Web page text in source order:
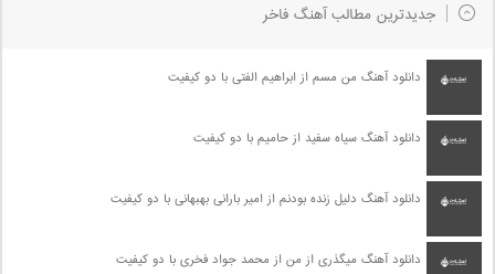
جدیدترین مطالب آهنگ فاخر
دانلود آهنگ من مسم از ابراهیم الفتی با دو کیفیت
دانلود آهنگ سیاه سفید از حامیم با دو کیفیت
دانلود آهنگ دلیل زنده بودنم از امیر بارانی بهبهانی با دو کیفیت
دانلود آهنگ میگذری از من از محمد جواد فخری با دو کیفیت